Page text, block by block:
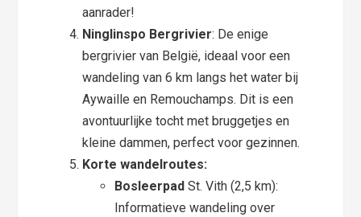
aanrader!
Ninglinspo Bergrivier: De enige
bergrivier van België, ideaal voor een
wandeling van 6 km langs het water bij
Aywaille en Remouchamps. Dit is een
avontuurlijke tocht met bruggetjes en
kleine dammen, perfect voor gezinnen.
Korte wandelroutes:
Bosleerpad St. Vith (2,5 km):
Informatieve wandeling over